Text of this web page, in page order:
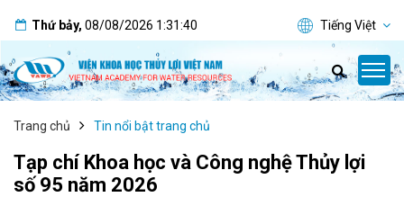
Thứ bảy, 08/08/2026 1:31:41 Tiếng Việt
Trang chủ Tin nổi bật trang chủ
Tạp chí Khoa học và Công nghệ Thủy lợi
số 95 năm 2026